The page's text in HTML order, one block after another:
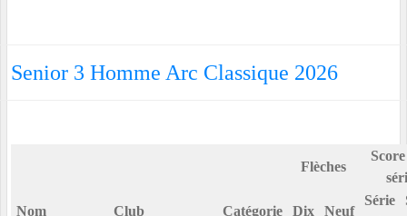
Senior 3 Homme Arc Classique 2026
Flèches
Nom Club Catégorie Dix Neuf
Série